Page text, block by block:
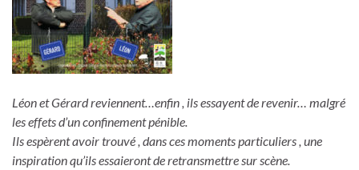
Léon et Gérard reviennent…enfin , ils essayent de revenir… malgré
les effets d’un confinement pénible.
Ils espèrent avoir trouvé , dans ces moments particuliers , une
inspiration qu’ils essaieront de retransmettre sur scène.